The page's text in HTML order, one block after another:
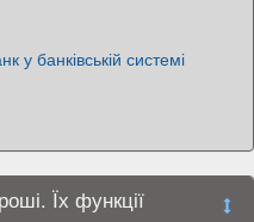
у банківській системі
Їх функції